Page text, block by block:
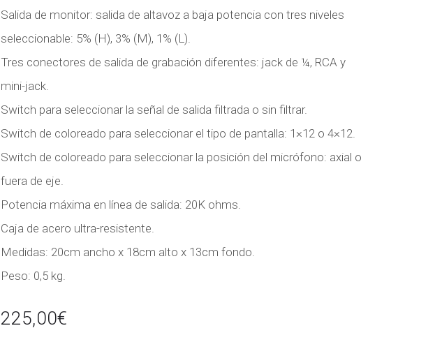
Salida de monitor: salida de altavoz a baja potencia con tres niveles
seleccionable: 5% (H), 3% (M), 1% (L).
Tres conectores de salida de grabación diferentes: jack de ¼, RCA y
mini-jack.
Switch para seleccionar la señal de salida filtrada o sin filtrar.
Switch de coloreado para seleccionar el tipo de pantalla: 1×12 o 4×12.
Switch de coloreado para seleccionar la posición del micrófono: axial o
fuera de eje.
Potencia máxima en línea de salida: 20K ohms.
Caja de acero ultra-resistente.
Medidas: 20cm ancho x 18cm alto x 13cm fondo.
Peso: 0,5 kg.
225,00€